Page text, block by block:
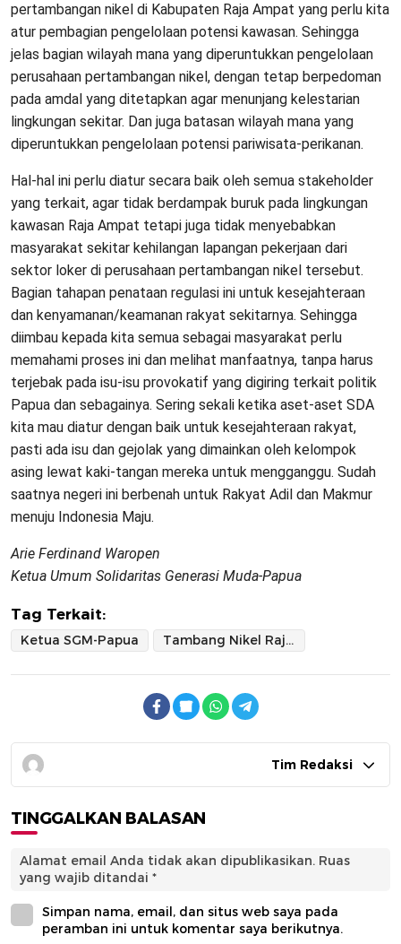
pertambangan nikel di Kabupaten Raja Ampat yang perlu kita
atur pembagian pengelolaan potensi kawasan. Sehingga
jelas bagian wilayah mana yang diperuntukkan pengelolaan
perusahaan pertambangan nikel, dengan tetap berpedoman
pada amdal yang ditetapkan agar menunjang kelestarian
lingkungan sekitar. Dan juga batasan wilayah mana yang
diperuntukkan pengelolaan potensi pariwisata-perikanan.
Hal-hal ini perlu diatur secara baik oleh semua stakeholder
yang terkait, agar tidak berdampak buruk pada lingkungan
kawasan Raja Ampat tetapi juga tidak menyebabkan
masyarakat sekitar kehilangan lapangan pekerjaan dari
sektor loker di perusahaan pertambangan nikel tersebut.
Bagian tahapan penataan regulasi ini untuk kesejahteraan
dan kenyamanan/keamanan rakyat sekitarnya. Sehingga
diimbau kepada kita semua sebagai masyarakat perlu
memahami proses ini dan melihat manfaatnya, tanpa harus
terjebak pada isu-isu provokatif yang digiring terkait politik
Papua dan sebagainya. Sering sekali ketika aset-aset SDA
kita mau diatur dengan baik untuk kesejahteraan rakyat,
pasti ada isu dan gejolak yang dimainkan oleh kelompok
asing lewat kaki-tangan mereka untuk mengganggu. Sudah
saatnya negeri ini berbenah untuk Rakyat Adil dan Makmur
menuju Indonesia Maju.
Arie Ferdinand Waropen
Ketua Umum Solidaritas Generasi Muda-Papua
Tag Terkait:
Ketua SGM-Papua Tambang Nikel Raja Ampat
Tim Redaksi
TINGGALKAN BALASAN
Alamat email Anda tidak akan dipublikasikan. Ruas
yang wajib ditandai *
Simpan nama, email, dan situs web saya pada
peramban ini untuk komentar saya berikutnya.